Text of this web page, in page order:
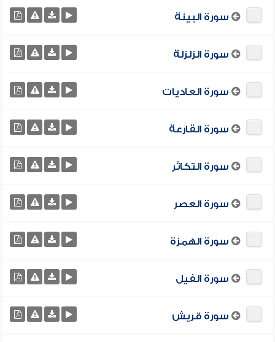
سورة البينة
سورة الزلزلة
سورة العاديات
سورة القارعة
سورة التكاثر
سورة العصر
سورة الهمزة
سورة الفيل
سورة قريش